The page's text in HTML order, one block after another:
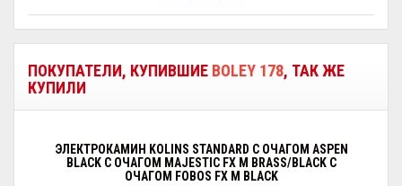
ПОКУПАТЕЛИ, КУПИВШИЕ BOLEY 178, ТАК ЖЕ
КУПИЛИ
ЭЛЕКТРОКАМИН KOLINS STANDARD С ОЧАГОМ АSPEN
BLACK С ОЧАГОМ MAJESTIC FX M BRASS/BLACK С
ОЧАГОМ FOBOS FX M BLACK